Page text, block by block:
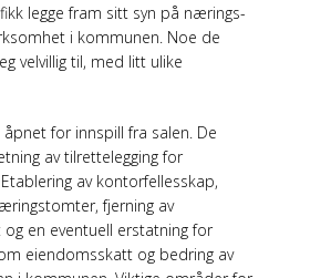
legge fram sitt syn på nærings-
i kommunen. Noe de
velvillig til, med litt ulike
for innspill fra salen. De
av tilrettelegging for
av kontorfellesskap,
fjerning av
en eventuell erstatning for
eiendomsskatt og bedring av